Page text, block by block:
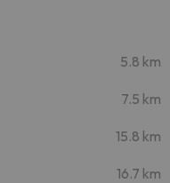
5.8 km
7.5 km
15.8 km
16.7 km